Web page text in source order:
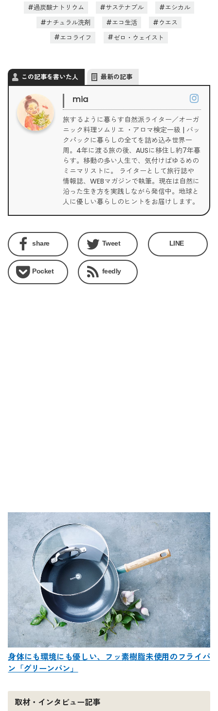
過炭酸ナトリウム サステナブル
エシカル
ナチュラル洗剤
エコ生活
ウエス
エコライフ
ゼロ・ウェイスト
この記事を書いた人 最新の記事
mia
旅するように暮らす自然派ライター／オーガ
ニック料理ソムリエ ・アロマ検定一級 | バッ
クパックに暮らしの全てを詰め込み世界一
周。4年に渡る旅の後、AUSに移住し約7年暮
らす。移動の多い人生で、気付けばゆるめの
ミニマリストに。 ライターとして旅行誌や
情報誌、WEBマガジンで執筆。現在は自然に
沿った生き方を実践しながら発信中。地球と
人に優しい暮らしのヒントをお届けします。
share Tweet LINE
Pocket feedly
身体にも環境にも優しい、フッ素樹脂未使用のフライパ
ン「グリーンパン」
取材・インタビュー記事